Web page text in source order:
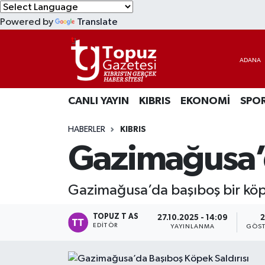
Powered by Translate
CANLI YAYIN KIBRIS EKONOMİ
HABERLER KIBRIS
Gazimağusa’da başıboş bir
TOPUZ T AS
EDITÖR
27.10.2025 - 14:09
YAYINLANMA
21
EKONOMİ
MAGAZİN
TEKNOLOJİ
TÜRKİYE
Lefkoşa Nöbetçi Eczaneler
Lefkoşa Hava Durumu
Lefkoşa Trafik Yoğunluk Haritası
Süper Lig Puan Durumu ve Fikstür
Tüm Manşetler
Son Dakika Haberleri
Haber Arşivi